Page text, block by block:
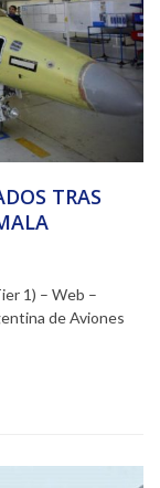
TRAS
1) – Web –
de Aviones